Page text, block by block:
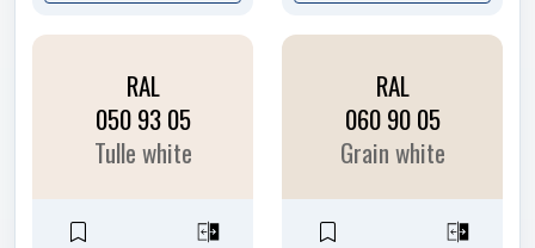
RAL
050 93 05
Tulle white
RAL
060 90 05
Grain white